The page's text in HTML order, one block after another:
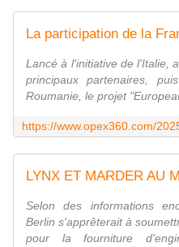
Lancé à l'initiative de l'Italie,
principaux partenaires,
Roumanie, le projet
Selon des informations
Berlin s'apprêterait à
pour la fourniture